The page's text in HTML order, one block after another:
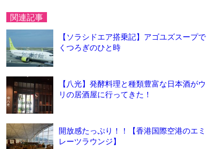
関連記事
【ソラシドエア搭乗記】アゴユズスープで
くつろぎのひと時
【八光】発酵料理と種類豊富な日本酒がウ
リの居酒屋に行ってきた！
開放感たっぷり！！【香港国際空港のエミ
レーツラウンジ】